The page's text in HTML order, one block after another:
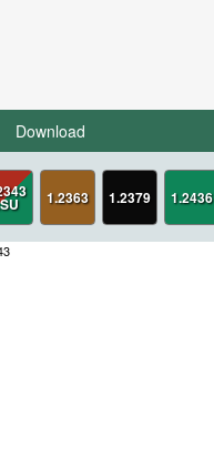
Download
1.2363 1.2379 1.2436